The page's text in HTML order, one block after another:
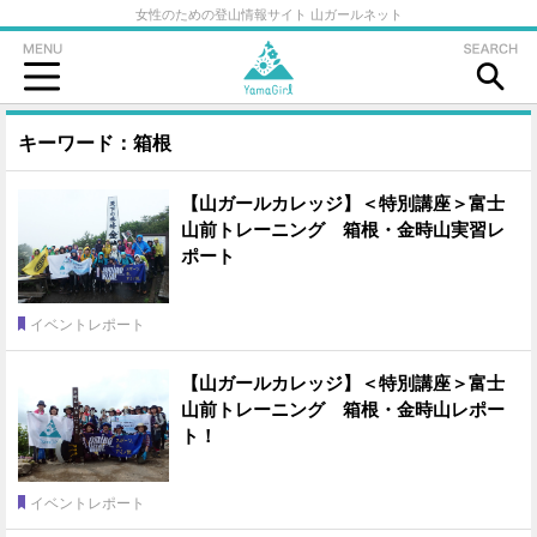
女性のための登山情報サイト 山ガールネット
キーワード：箱根
【山ガールカレッジ】＜特別講座＞富士
山前トレーニング 箱根・金時山実習レ
ポート
イベントレポート
【山ガールカレッジ】＜特別講座＞富士
山前トレーニング 箱根・金時山レポー
ト！
イベントレポート